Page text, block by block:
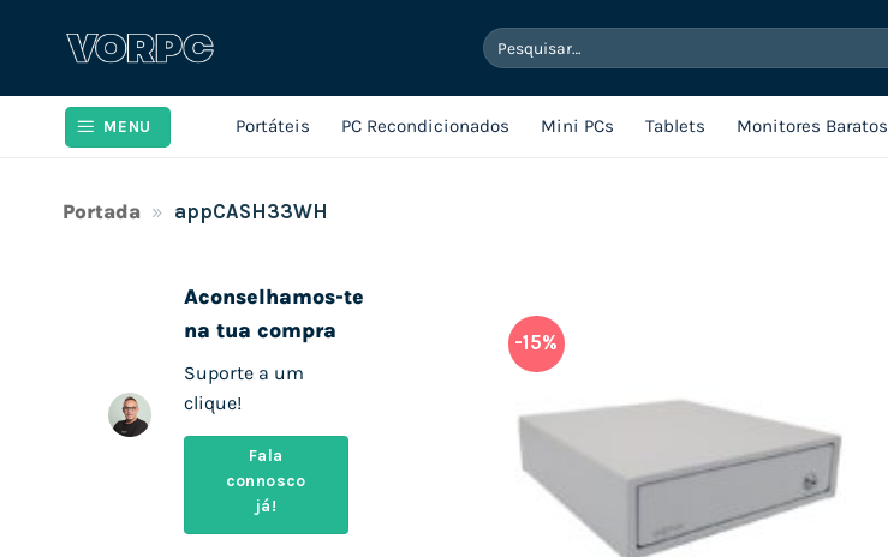
Pesquisar
por:
MENU Portáteis PC Recondicionados Mini PCs Tablets Monitores Baratos
Portada » appCASH33WH
Aconselhamos-te
na tua compra
Suporte a um
clique!
Fala
connosco
já!
-15%